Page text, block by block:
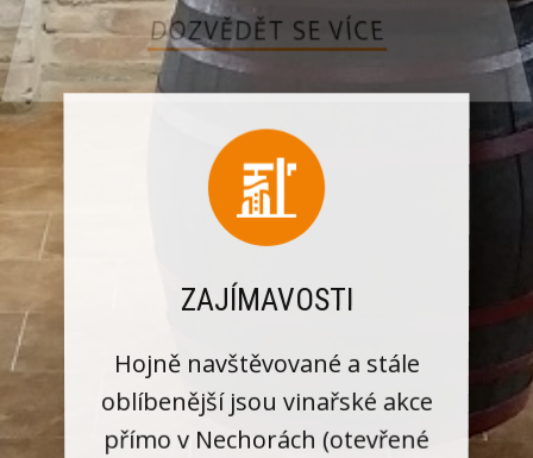
DOZVĚDĚT SE VÍCE
ZAJÍMAVOSTI
Hojně navštěvované a stále
oblíbenější jsou vinařské akce
přímo v Nechorách (otevřené